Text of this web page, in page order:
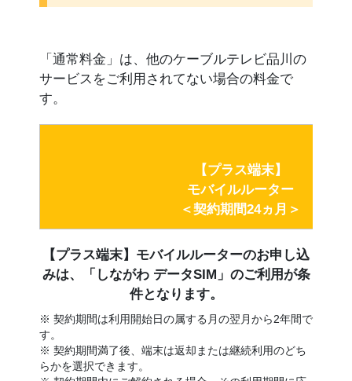
「通常料金」は、他のケーブルテレビ品川の
サービスをご利用されてない場合の料金で
す。
【プラス端末】
モバイルルーター
＜契約期間24ヵ月＞
【プラス端末】モバイルルーターのお申し込
みは、「しながわ データSIM」のご利用が条
件となります。
※ 契約期間は利用開始日の属する月の翌月から2年間で
す。
※ 契約期間満了後、端末は返却または継続利用のどち
らかを選択できます。